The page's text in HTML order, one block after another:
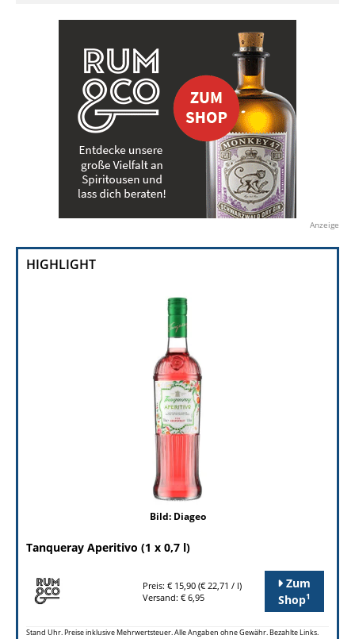
Anzeige
HIGHLIGHT
Bild: Diageo
Tanqueray Aperitivo (1 x 0,7 l)
Preis: € 15,90 (€ 22,71 / l)
Versand: € 6,95
Zum
Shop1
Stand Uhr. Preise inklusive Mehrwertsteuer. Alle Angaben ohne Gewähr. Bezahlte Links.